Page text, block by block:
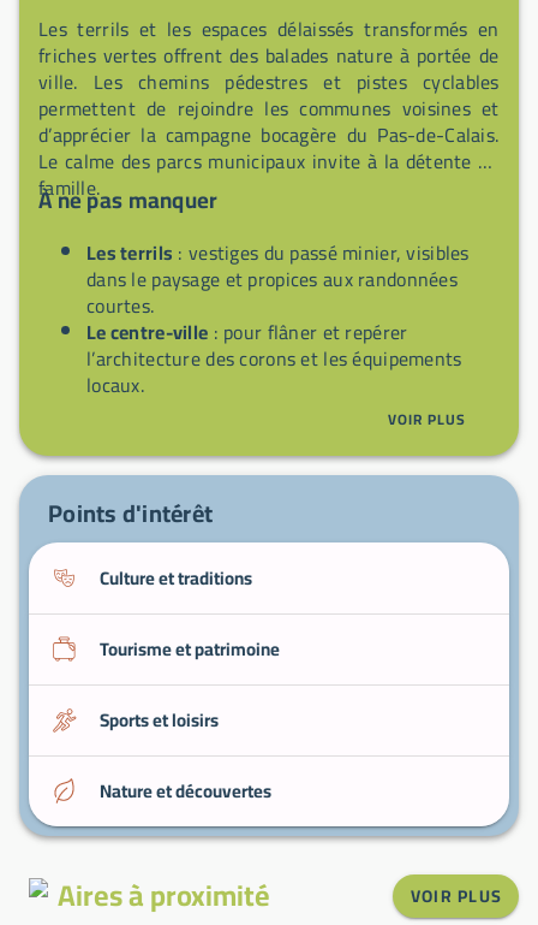
Les terrils et les espaces délaissés transformés en
friches vertes offrent des balades nature à portée de
ville. Les chemins pédestres et pistes cyclables
permettent de rejoindre les communes voisines et
d’apprécier la campagne bocagère du Pas-de-Calais.
Le calme des parcs municipaux invite à la détente en
famille.
À ne pas manquer
Les terrils : vestiges du passé minier, visibles
dans le paysage et propices aux randonnées
courtes.
Le centre-ville : pour flâner et repérer
l’architecture des corons et les équipements
locaux.
: lieux de
Proximité de Lens: accès rapide auLouvre-
l’agglomération.
VOIR PLUS
Points d'intérêt
Culture et traditions
Tourisme et patrimoine
Sports et loisirs
Nature et découvertes
Aires à proximité VOIR PLUS